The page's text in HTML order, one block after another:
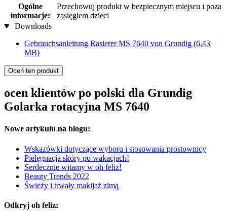
Ogólne
informacje:
Przechowuj produkt w bezpiecznym miejscu i poza
zasięgiem dzieci
Downloads
Gebrauchsanleitung Rasierer MS 7640 von Grundig (6,43
MB)
Oceń ten produkt
ocen klientów po polski dla Grundig
Golarka rotacyjna MS 7640
Nowe artykułu na blogu:
Wskazówki dotyczące wyboru i stosowania prostownicy
Pielęgnacja skóry po wakacjach!
Serdecznie witamy w oh feliz!
Beauty Trends 2022
Świeży i trwały makijaż zimą
Odkryj oh feliz: